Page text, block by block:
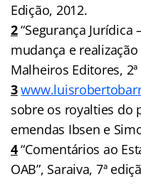
Edição, 2012.
2“Segurança Jurídica
mudança e
Malheiros Editores,
3
sobre os royalties do
emendas Ibsen e
4“Comentários ao
OAB”, Saraiva, 7ª